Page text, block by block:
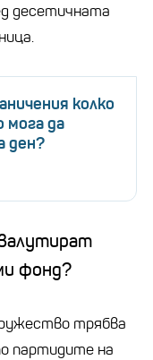
десетичната
колко
мога да
ден?
фонд?
трябва
партидите на